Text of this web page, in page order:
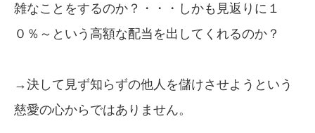
雑なことをするのか？・・・しかも見返りに１
０％～という高額な配当を出してくれるのか？
→決して見ず知らずの他人を儲けさせようという
慈愛の心からではありません。